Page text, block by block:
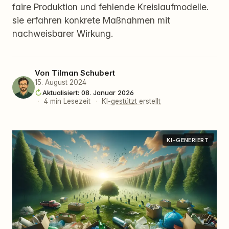
faire Produktion und fehlende Kreislaufmodelle.
sie erfahren konkrete Maßnahmen mit
nachweisbarer Wirkung.
Von Tilman Schubert
15. August 2024
Aktualisiert: 08. Januar 2026
·
4 min Lesezeit · KI-gestützt erstellt
KI-GENERIERT